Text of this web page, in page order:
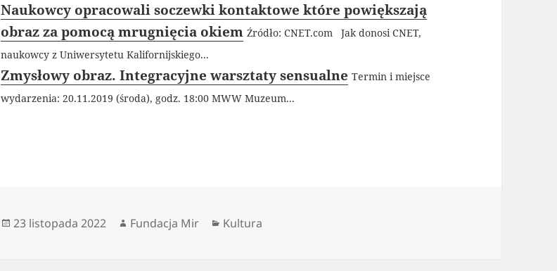
Naukowcy opracowali soczewki kontaktowe które powiększają
obraz za pomocą mrugnięcia okiem Źródło: CNET.com Jak donosi CNET,
naukowcy z Uniwersytetu Kalifornijskiego...
Zmysłowy obraz. Integracyjne warsztaty sensualne Termin i miejsce
wydarzenia: 20.11.2019 (środa), godz. 18:00 MWW Muzeum...
Data
23 listopada 2022 Autor
Fundacja Mir Kategorie
Kultura